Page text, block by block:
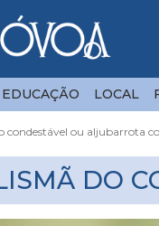
EDUCAÇÃO LOCAL
condestável ou aljubarrota
DO